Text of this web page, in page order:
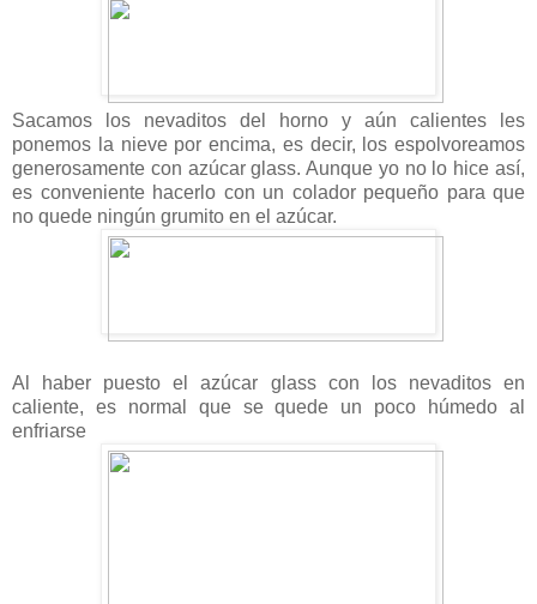
Sacamos los nevaditos del horno y aún calientes les
ponemos la nieve por encima, es decir, los espolvoreamos
generosamente con azúcar glass. Aunque yo no lo hice así,
es conveniente hacerlo con un colador pequeño para que
no quede ningún grumito en el azúcar.
Al haber puesto el azúcar glass con los nevaditos en
caliente, es normal que se quede un poco húmedo al
enfriarse